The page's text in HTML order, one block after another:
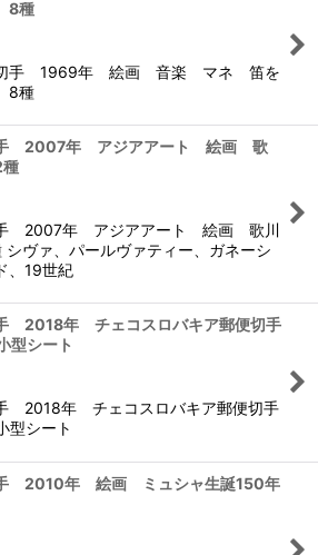
8種
切手 1969年 絵画 音楽 マネ 笛を
8種
手 2007年 アジアアート 絵画 歌
2007年 アジアアート 絵画 歌川
ヴァ、パールヴァテ​​ィー、ガネーシ
、19世紀
2018年 チェコスロバキア郵便切手
型シート
2018年 チェコスロバキア郵便切手
型シート
2010年 絵画 ミュシャ生誕150年